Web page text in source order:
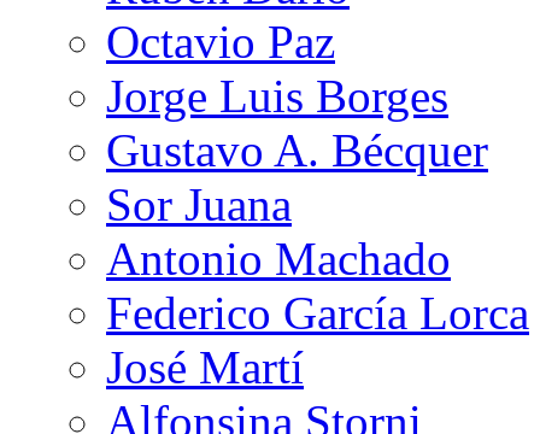
Octavio Paz
Jorge Luis Borges
Gustavo A. Bécquer
Sor Juana
Antonio Machado
Federico García Lorca
José Martí
Alfonsina Storni